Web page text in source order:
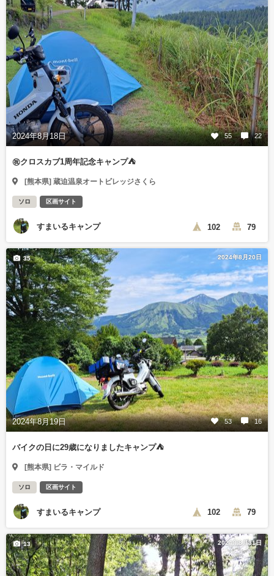
2024年8月18日 55 22
㊗️クロスカブ1周年記念キャンプ⛺
[熊本県] 蔵迫温泉オートビレッジさくら
ソロ 区画サイト
すまいるキャンプ 102 79
2024年8月20日
2024年8月19日 53 16
35
バイクの日に29歳になりましたキャンプ⛺
[熊本県] ビラ・マイルド
ソロ 区画サイト
すまいるキャンプ 102 79
2024年8月31日
13